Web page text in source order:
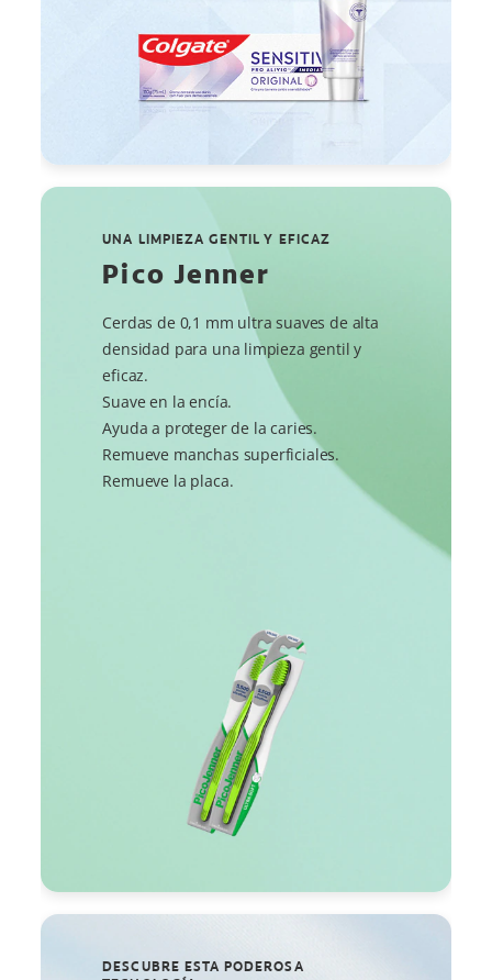
UNA LIMPIEZA GENTIL Y EFICAZ
Pico Jenner
Cerdas de 0,1 mm ultra suaves de alta
densidad para una limpieza gentil y
eficaz.
Suave en la encía.
Ayuda a proteger de la caries.
Remueve manchas superficiales.
Remueve la placa.
DESCUBRE ESTA PODEROSA